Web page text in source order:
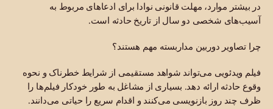
در بیشتر موارد، مهلت قانونی نوادا برای ادعاهای مربوط به
آسیب‌های شخصی دو سال از تاریخ حادثه است.
چرا تصاویر دوربین مداربسته مهم هستند؟
فیلم ویدئویی می‌تواند شواهد مستقیمی از شرایط خطرناک و نحوه
وقوع حادثه ارائه دهد. بسیاری از مشاغل به طور خودکار فیلم‌ها را
ظرف چند روز بازنویسی می‌کنند و اقدام سریع را حیاتی می‌دانند.